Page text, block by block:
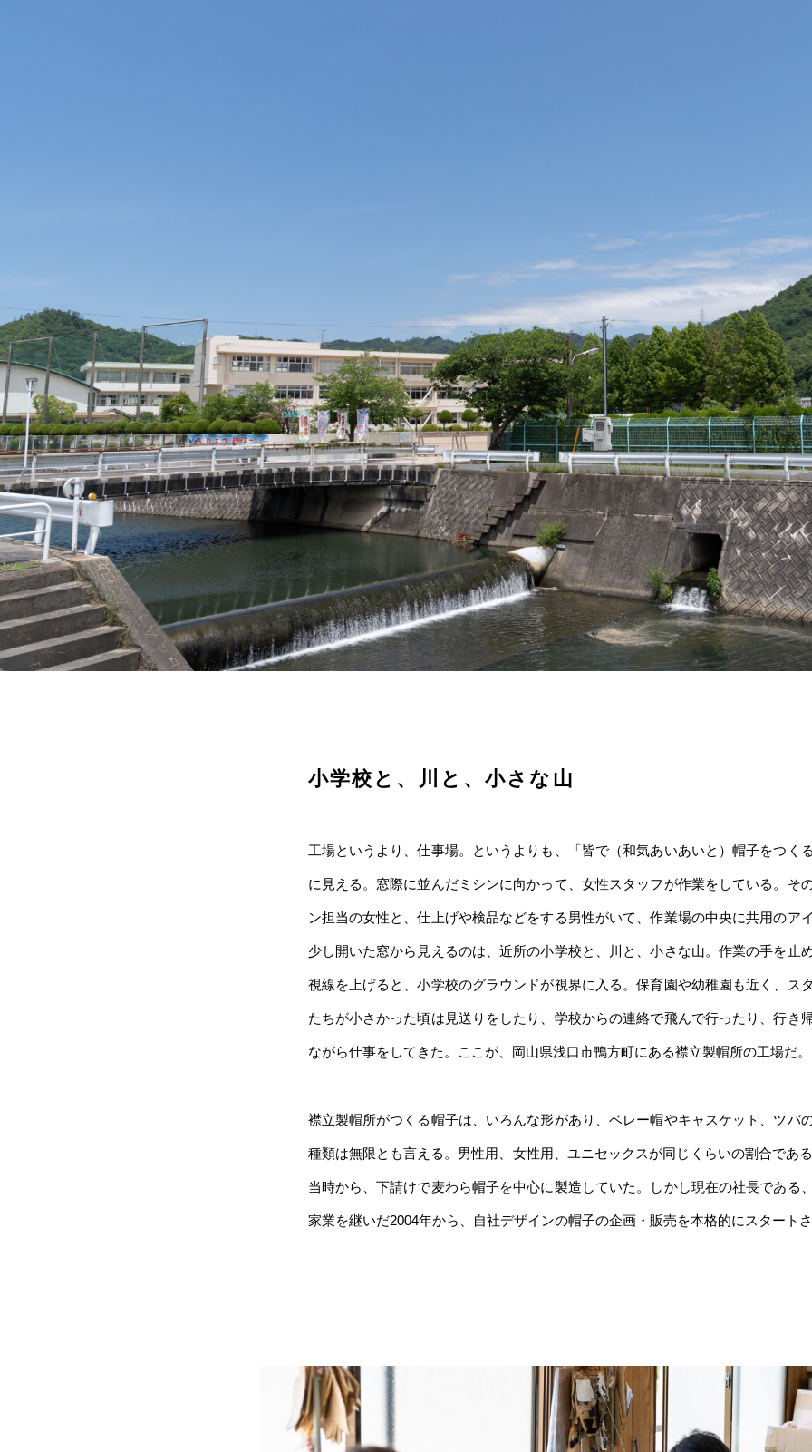
小学校と、川と、小さな山
工場というより、仕事場。というよりも、「皆で（和気あいあいと）帽子をつく
に見える。窓際に並んだミシンに向かって、女性スタッフが作業をしている。そ
ン担当の女性と、仕上げや検品などをする男性がいて、作業場の中央に共用のア
少し開いた窓から見えるのは、近所の小学校と、川と、小さな山。作業の手を止
視線を上げると、小学校のグラウンドが視界に入る。保育園や幼稚園も近く、ス
たちが小さかった頃は見送りをしたり、学校からの連絡で飛んで行ったり、行き
ながら仕事をしてきた。ここが、岡山県浅口市鴨方町にある襟立製帽所の工場だ。
襟立製帽所がつくる帽子は、いろんな形があり、ベレー帽やキャスケット、ツバ
種類は無限とも言える。男性用、女性用、ユニセックスが同じくらいの割合であ
当時から、下請けで麦わら帽子を中心に製造していた。しかし現在の社長である
家業を継いだ2004年から、自社デザインの帽子の企画・販売を本格的にスタートさ